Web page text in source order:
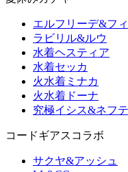
エルフリーデ&フ
ラビリル&ルウ
水着ヘスティア
水着セッカ
火水着ミナカ
火水着ドーナ
究極イシス&ネフ
コードギアスコラボ
サクヤ&アッシュ